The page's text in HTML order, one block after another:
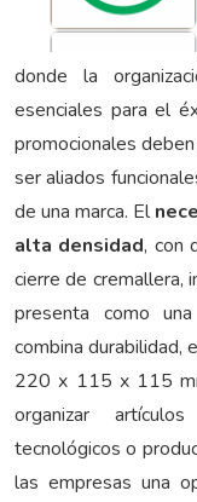
donde la
esenciales para el
promocionales
ser aliados
de una marca. El
alta densidad, con
cierre de cremallera,
presenta como
combina durabilidad,
220 x 115 x 115
organizar
tecnológicos o
las empresas una